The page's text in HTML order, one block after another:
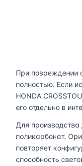
При повреждении
полностью. Если
HONDA
его отдельно в
Для производства
поликарбонат.
повторяет
способность